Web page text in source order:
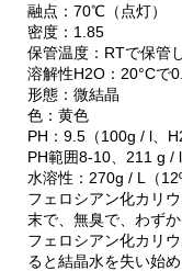
融点：70℃（点灯）
密度：1.85
保管温度：RTで保管
溶解性H2O：20°Cで
形態：微結晶
色：黄色
PH：9.5（100g / l、
PH範囲8-10、211 g /
水溶性：270g / L（
フェロシアン化カリ
末で、無臭で、わず
フェロシアン化カリ
ると結晶水を失い始め